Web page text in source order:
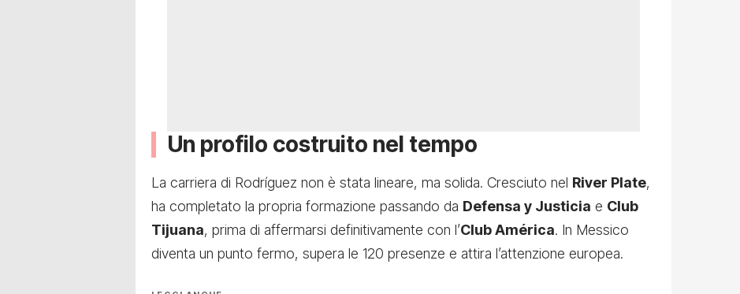
Un profilo costruito nel tempo
La carriera di Rodríguez non è stata lineare, ma solida. Cresciuto nel River Plate,
ha completato la propria formazione passando da Defensa y Justicia e Club
Tijuana, prima di affermarsi definitivamente con l’Club América. In Messico
diventa un punto fermo, supera le 120 presenze e attira l’attenzione europea.